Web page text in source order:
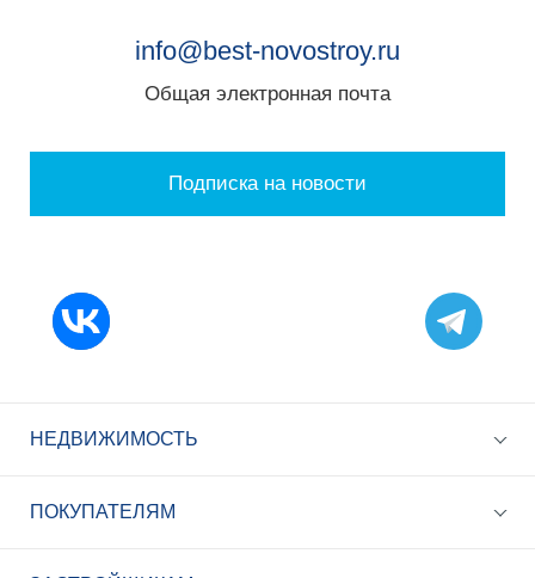
info@best-novostroy.ru
Общая электронная почта
Подписка на новости
НЕДВИЖИМОСТЬ
ПОКУПАТЕЛЯМ